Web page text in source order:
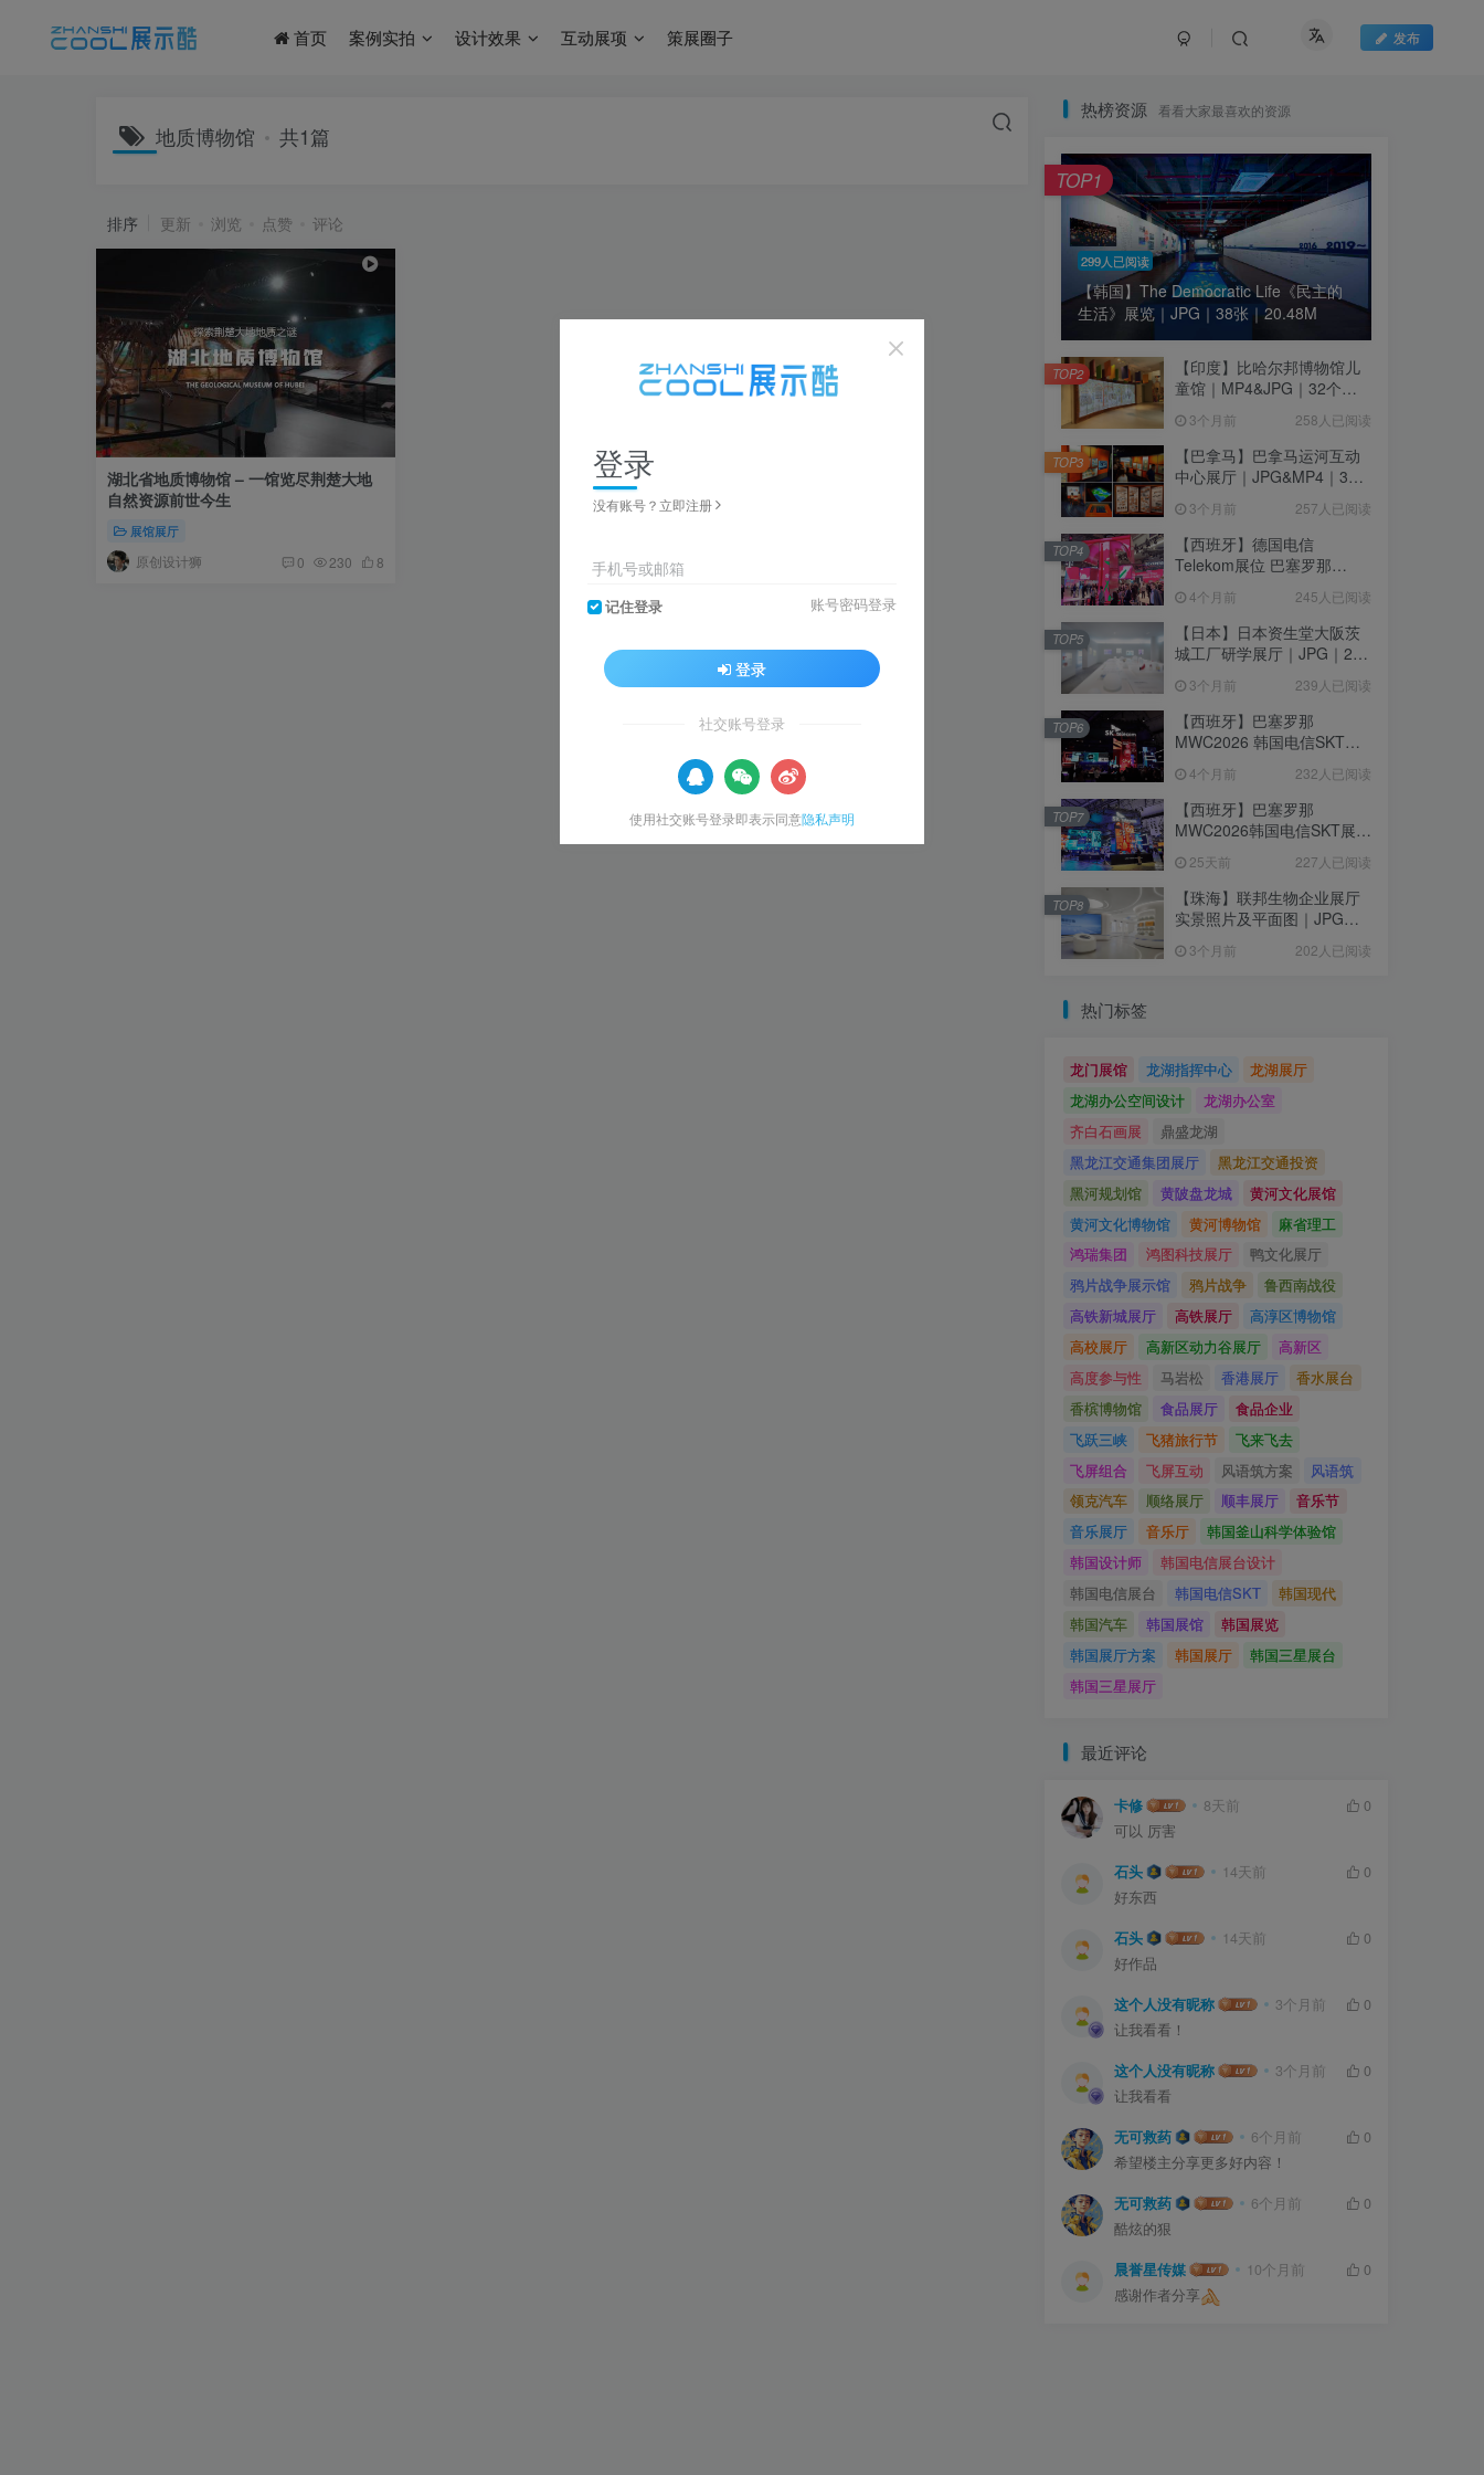
首页 案例实拍 设计效果 互动展项 策展圈子 发布
地质博物馆 共1篇
排序 更新 浏览 点赞 评论
湖北省地质博物馆 – 一馆览尽荆楚大地
自然资源前世今生
展馆展厅
原创设计狮 0 230 8
热榜资源 看看大家最喜欢的资源
299人已阅读
【韩国】The Democratic Life《民主的
生活》展览｜JPG｜38张｜20.48M
TOP1
【印度】比哈尔邦博物馆儿
童馆｜MP4&JPG｜32个｜
3个月前 258人已阅读
TOP2
【巴拿马】巴拿马运河互动
中心展厅｜JPG&MP4｜39
3个月前 257人已阅读
TOP3
【西班牙】德国电信
Telekom展位 巴塞罗那
｜77.42M
4个月前 245人已阅读
TOP4
【日本】日本资生堂大阪茨
城工厂研学展厅｜JPG｜26
3个月前 239人已阅读
TOP5
【西班牙】巴塞罗那
MWC2026 韩国电信SKT展
105.67M
4个月前 232人已阅读
TOP6
【西班牙】巴塞罗那
MWC2026韩国电信SKT展台
个｜16.51M
25天前 227人已阅读
TOP7
【珠海】联邦生物企业展厅
实景照片及平面图｜JPG｜
3个月前 202人已阅读
TOP8
热门标签
龙门展馆 龙湖指挥中心
龙湖展厅
龙湖办公空间设计
龙湖办公室
齐白石画展
鼎盛龙湖
黑龙江交通集团展厅
黑龙江交通投资
黑河规划馆
黄陂盘龙城
黄河文化展馆
黄河文化博物馆
黄河博物馆
麻省理工
鸿瑞集团
鸿图科技展厅
鸭文化展厅
鸦片战争展示馆
鸦片战争
鲁西南战役
高铁新城展厅
高铁展厅
高淳区博物馆
高校展厅
高新区动力谷展厅
高新区
高度参与性
马岩松 香港展厅
香水展台
香槟博物馆
食品展厅
食品企业
飞跃三峡
飞猪旅行节
飞来飞去
飞屏组合
飞屏互动 风语筑方案
风语筑
领克汽车
顺络展厅 顺丰展厅
音乐节
音乐展厅
音乐厅
韩国釜山科学体验馆
韩国设计师
韩国电信展台设计
韩国电信展台
韩国电信SKT
韩国现代
韩国汽车
韩国展馆
韩国展览
韩国展厅方案
韩国展厅
韩国三星展台
韩国三星展厅
最近评论
卡修 8天前
0
可以 厉害
石头 14天前
0
好东西
石头 14天前
0
好作品
这个人没有昵称 3个月前
0
让我看看！
这个人没有昵称 3个月前
0
让我看看
无可救药 6个月前
0
希望楼主分享更多好内容！
无可救药 6个月前
0
酷炫的狠
晨誉星传媒 10个月前
0
感谢作者分享
登录
没有账号？立即注册
手机号或邮箱
记住登录 账号密码登录
登录
社交账号登录
使用社交账号登录即表示同意隐私声明